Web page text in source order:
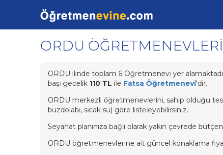
ORDU ÖĞRETMENEVLERİ
ORDU ilinde toplam 6 Öğretmenevi yer
başı gecelik 110 TL ile Fatsa Öğretmenevi'dir.
ORDU merkezli öğretmenevlerini, sahip olduğu
buzdolabı, sıcak su) göre listeleyebilirsiniz.
Seyahat planınıza bağlı olarak yakın çevrede
ORDU öğretmenevlerine ait güncel konaklama